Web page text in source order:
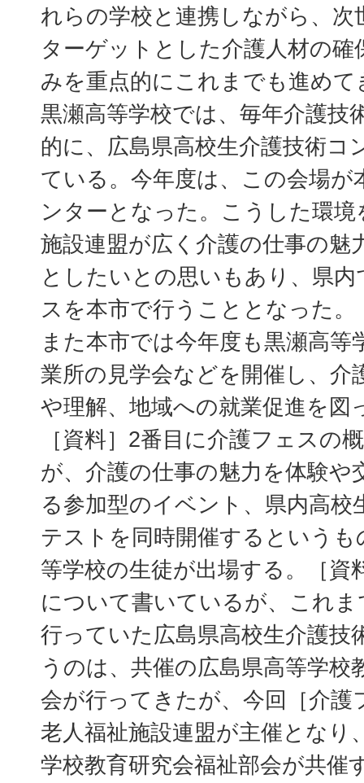
れらの学校と連携しながら、次
ターゲットとした介護人材の確
みを重点的にこれまでも進めて
黒瀬高等学校では、毎年介護技
的に、広島県高校生介護技術コ
ている。今年度は、この会場が
ンターとなった。こうした環境
施設連盟が広く介護の仕事の魅
としたいとの思いもあり、県
スを本市で行うこととなった。
また本市では今年度も黒瀬高等
業所の見学会などを開催し、介
や理解、地域への就業促進を図
［資料］2番目に介護フェスの
が、介護の仕事の魅力を体験や
る参加型のイベント、県内高校
テストを同時開催するというも
等学校の生徒が出場する。［資
について書いているが、これ
行っていた広島県高校生介護技
うのは、共催の広島県高等学校
会が行ってきたが、今回［介護
老人福祉施設連盟が主催となり
学校教育研究会福祉部会が共催